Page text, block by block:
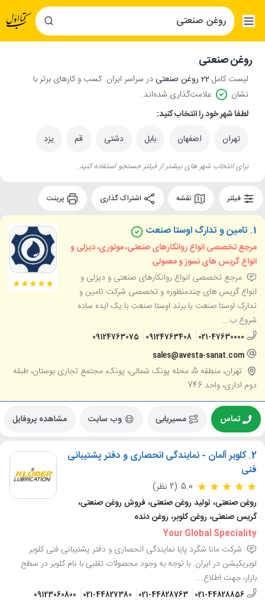
روغن صنعتی
لیست کامل22 روغن صنعتی
در سراسر ایران. کسب و کارهای برتر با
نشان
علامت‌گذاری شده‌اند.
لطفا شهر خود را انتخاب کنید:
تهران
اصفهان بابل دشتی قم یزد
برای انتخاب شهر های بیشتر از فیلتر جستجو استفاده کنید.
فیلتر نقشه
1. تامین و تدارک اوستا صنعت
مرجع تخصصی انواع روانکارهای صنعتی، موتوری، دیزلی و
انواع گریس های نسوز و معمولی
مرجع تخصصی انواع روانکارهای صنعتی و دیزلی و
انواع گریس های چندمنظوره و تخصصی شرکت تامین و
تدارک اوستا صنعت یا برند اوستا صنعت با یک ایده ساده
شروع ب...
021-47630000
09124763408
09124763075
sales@avesta-sanat.com
تهران، منطقه 5، محله پونک شمالی، پونک، مجتمع تجاری بوستان، طبقه
دوم اداری، واحد 746
تماس مسیریابی وب سایت مشاهده پروفایل
2. کلوبر آلمان - نمایندگی انحصاری و دفتر پشتیبانی
فنی
5.0 (2 نظر)
روغن صنعتی، تولید روغن صنعتی، فروش روغن صنعتی،
گریس صنعتی، روغن کلوبر، روغن دنده
Your Global Speciality
شرکت مانا شگرد پایا نمایندگی انحصاری و دفتر پشتیبانی فنی کلوبر
لوبریکیشن در ایران. با توجه به وجود محصولات تقلبی با نام کلوبر در سطح
بازار، جهت اطلاع...
021-44828856
021-44828763
021-44827380
09123060800